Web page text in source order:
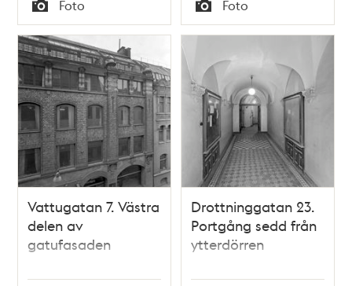
Typ
Foto
Typ
Foto
Vattugatan 7. Västra
delen av
gatufasaden
Drottninggatan 23.
Portgång sedd från
ytterdörren